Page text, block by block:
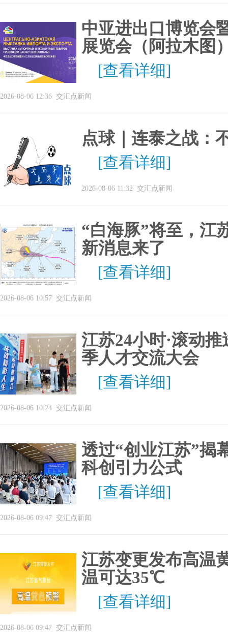
中亚进出口博览会
展览会（阿拉木图
[查看详细]
2026-08-06 12:36 交汇点新闻
点球｜连泰之战：
[查看详细]
2026-08-06 11:32 交汇点新闻
“白海豚”将至，江
新消息来了
[查看详细]
2026-08-06 10:57 交汇点新闻
江苏24小时·滚动
季人才交流大会
[查看详细]
2026-08-06 10:24 交汇点新闻
透过“创业江苏”揭
科创引力公式
[查看详细]
2026-08-06 09:47 交汇点新闻
江苏变更发布高温
温可达35℃
[查看详细]
2026-08-06 09:47 交汇点新闻